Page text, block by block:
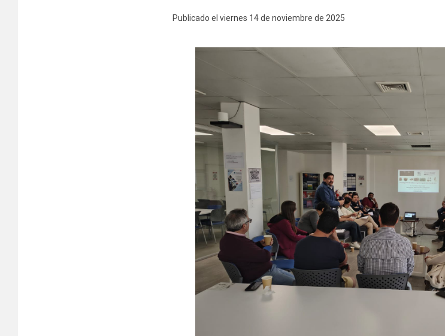
Publicado el viernes 14 de noviembre de 2025